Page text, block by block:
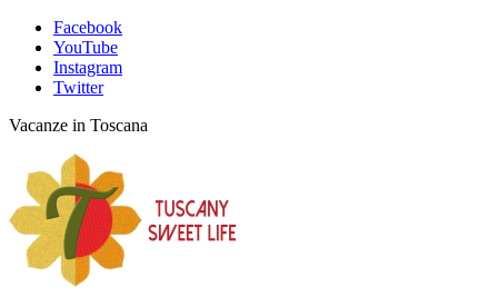
Facebook
YouTube
Instagram
Twitter
Vacanze in Toscana